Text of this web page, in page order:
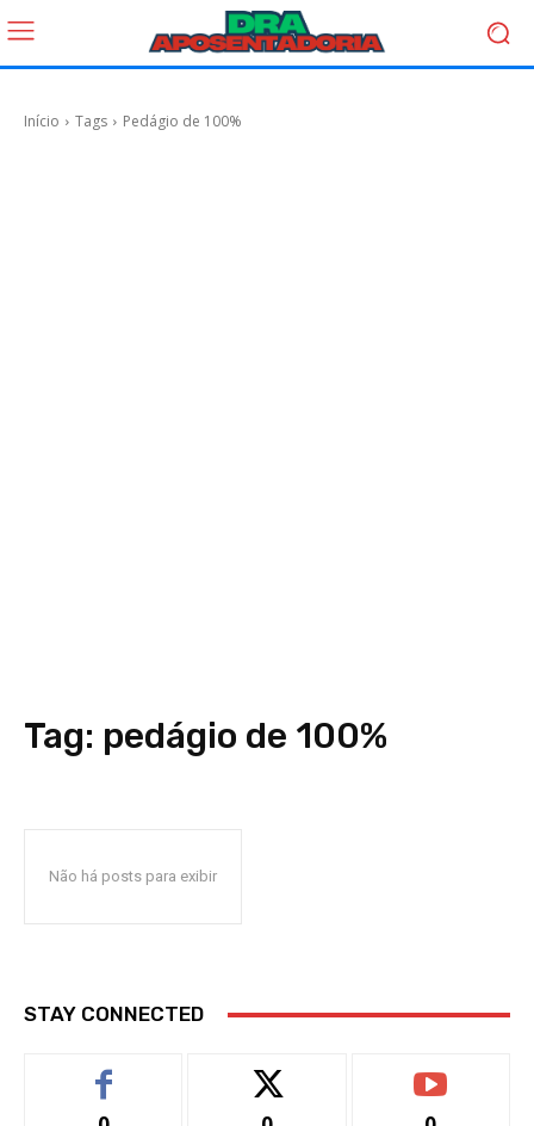
Início Tags Pedágio de 100%
Tag: pedágio de 100%
Não há posts para exibir
STAY CONNECTED